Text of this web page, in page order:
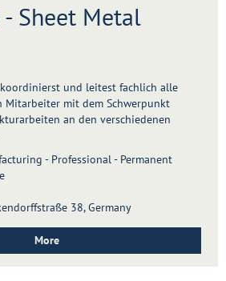
- Sheet Metal
und leitest fachlich alle
Mitarbeiter mit dem Schwerpunkt
an den verschiedenen
- Professional - Permanent
38, Germany
More